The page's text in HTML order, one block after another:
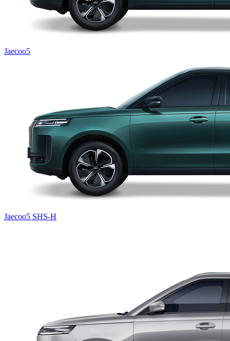
Jaecoo5
Jaecoo5 SHS-H